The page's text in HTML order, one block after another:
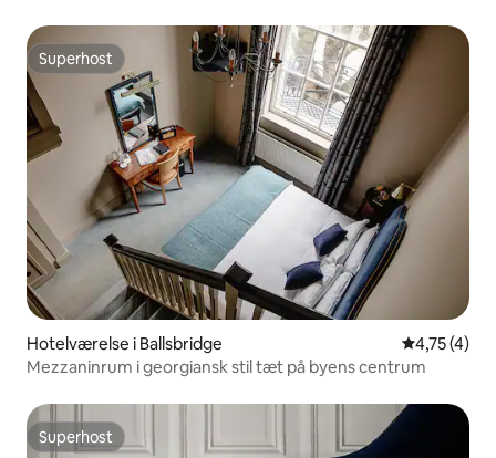
Superhost
Superhost
Hotelværelse i Ballsbridge 4,75 ud af
4,75 (4)
Mezzaninrum i georgiansk stil tæt på byens centrum
Superhost
Superhost